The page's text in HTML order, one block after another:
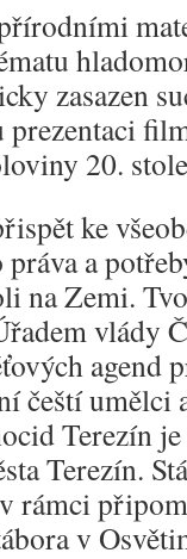
zasazen
prezentaci
20.
ke
a
na Zemi.
vlády
agend
čeští umělci
Terezín
Terezín.
rámci
v